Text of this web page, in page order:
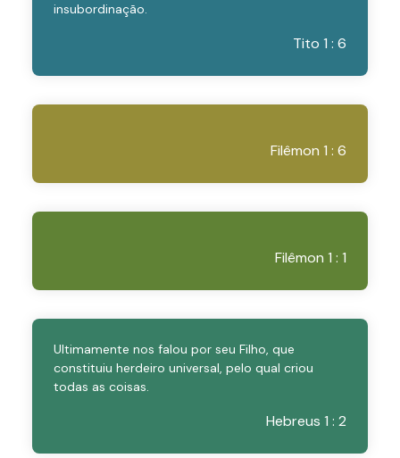
insubordinação.
Tito 1 : 6
Filêmon 1 : 6
Filêmon 1 : 1
Ultimamente nos falou por seu Filho, que
constituiu herdeiro universal, pelo qual criou
todas as coisas.
Hebreus 1 : 2